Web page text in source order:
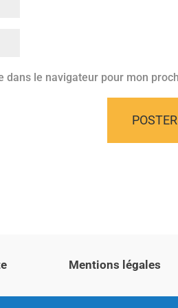
le navigateur pour mon
Mentions légales